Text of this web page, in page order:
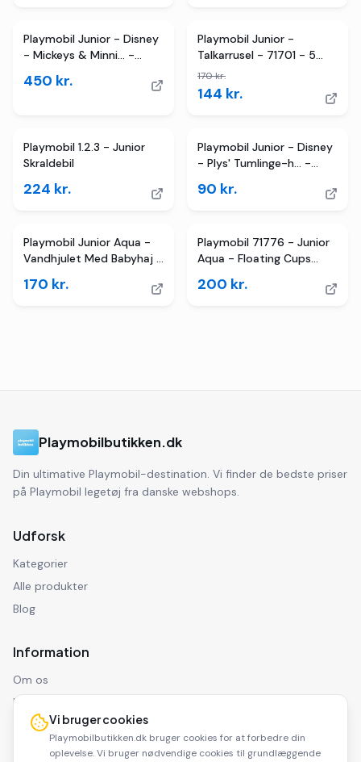
Playmobil Junior - Disney
- Mickeys & Minni... -
450 kr.
2butikker
Playmobil Junior -
Talkarrusel - 71701 - 5
Dele
170kr.
144 kr.
Playmobil 1.2.3 - Junior
Skraldebil
224 kr.
Playmobil Junior - Disney
- Plys' Tumlinge-h... -
90 kr.
Playmobil Junior Aqua -
Vandhjulet Med Babyhaj -
170 kr.
Playmobil 71776 - Junior
Aqua - Floating Cups
200 kr.
Playmobilbutikken.dk
Din ultimative Playmobil-destination. Vi finder de bedste priser
på Playmobil legetøj fra danske webshops.
Udforsk
Kategorier
Alle produkter
Blog
Information
Om os
Kontakt
Privatlivspolitik
Ansvarsfraskrivelse
Vi bruger cookies
Playmobilbutikken.dk bruger cookies for at forbedre din
oplevelse. Vi bruger nødvendige cookies til grundlæggende